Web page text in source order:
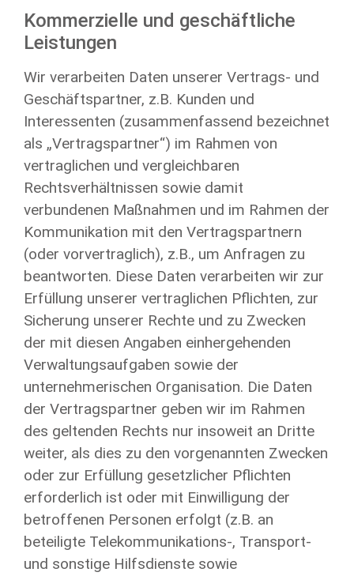
Kommerzielle und geschäftliche
Leistungen
Wir verarbeiten Daten unserer Vertrags- und
Geschäftspartner, z.B. Kunden und
Interessenten (zusammenfassend bezeichnet
als „Vertragspartner“) im Rahmen von
vertraglichen und vergleichbaren
Rechtsverhältnissen sowie damit
verbundenen Maßnahmen und im Rahmen der
Kommunikation mit den Vertragspartnern
(oder vorvertraglich), z.B., um Anfragen zu
beantworten. Diese Daten verarbeiten wir zur
Erfüllung unserer vertraglichen Pflichten, zur
Sicherung unserer Rechte und zu Zwecken
der mit diesen Angaben einhergehenden
Verwaltungsaufgaben sowie der
unternehmerischen Organisation. Die Daten
der Vertragspartner geben wir im Rahmen
des geltenden Rechts nur insoweit an Dritte
weiter, als dies zu den vorgenannten Zwecken
oder zur Erfüllung gesetzlicher Pflichten
erforderlich ist oder mit Einwilligung der
betroffenen Personen erfolgt (z.B. an
beteiligte Telekommunikations-, Transport-
und sonstige Hilfsdienste sowie